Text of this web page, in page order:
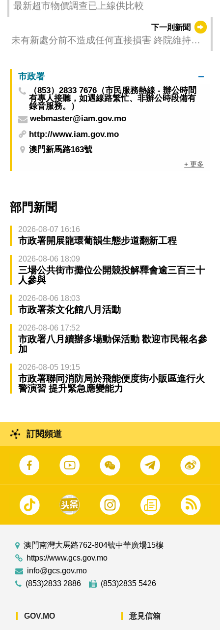
最新超市物價調查已上線供比較
下一則新聞
未有新處分前不造成任何直接損害 終院維持廢
市政署
（853）2833 7676（市民服務熱線 - 辦公時間
有專人接聽，如遇線路繁忙、非辦公時段備有
錄音服務。）
webmaster@iam.gov.mo
http://www.iam.gov.mo
澳門新馬路163號
+ 更多
部門新聞
2026-08-07 16:16
市政署開展龍環葡韻生態步道翻新工程
2026-08-06 18:09
三場公共街市攤位公開競投解釋會逾三百三十
人參與
2026-08-06 18:03
市政署茶文化館八月活動
2026-08-06 17:52
市政署八月續辦多場動保活動 歡迎市民報名參
加
2026-08-05 19:15
市政署聯同消防局於飛能便度街小販區進行火
警演習 提升緊急應變能力
訂閱頻道
澳門南灣大馬路762-804號中華廣場15樓
https://www.gcs.gov.mo
info@gcs.gov.mo
(853)2833 2886
(853)2835 5426
GOV.MO 意見信箱